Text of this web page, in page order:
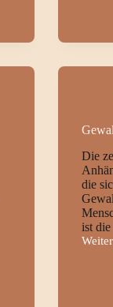
Die
die
ist